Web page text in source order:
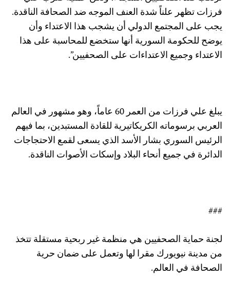
فرزات تظهر علناً شدة العنف الموجه ضد الصحافة الناقدة.
يجب على المجتمع الدولي أن يشجب هذا الاعتداء وأن
يوضح للحكومة السورية أنها ستخضع للمحاسبة على هذا
الاعتداء وجميع الاعتداءات على الصحفيين”.
يبلغ علي فرزات من العمر 60 عاماً، وهو مشهور في العالم
العربي برسوماته الكريكاتيرية للقادة المستبدين، بما فيهم
الرئيس السوري بشار الأسد الذي يسعى لقمع الاحتجاجات
الدائرة في جميع أنحاء البلاد وإسكات الأصوات الناقدة.
###
لجنة حماية الصحفيين هي منظمة غير ربحية مستقلة تتخذ
من مدينة نيويورك مقرا لها وتعمل على ضمان حرية
الصحافة في العالم.